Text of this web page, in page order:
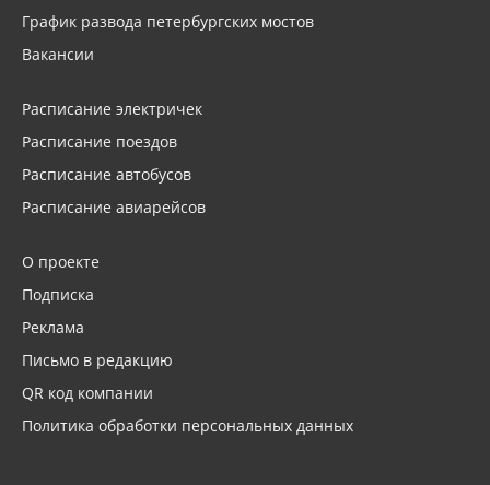
График развода петербургских мостов
Вакансии
Расписание электричек
Расписание поездов
Расписание автобусов
Расписание авиарейсов
О проекте
Подписка
Реклама
Письмо в редакцию
QR код компании
Политика обработки персональных данных